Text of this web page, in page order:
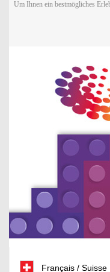
Um Ihnen ein bestmögliches
Français / Suisse